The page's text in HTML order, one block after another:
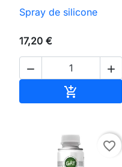
Spray de silicone
17,20 €
 

favorite_border